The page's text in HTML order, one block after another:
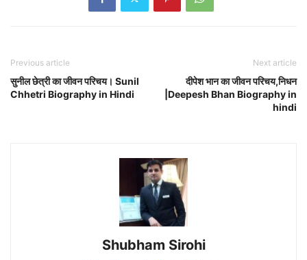
Previous article
सुनील छेत्री का जीवन परिचय। Sunil
Chhetri Biography in Hindi
Next article
दीपेश भान का जीवन परिचय,निधन
|Deepesh Bhan Biography in
hindi
Shubham Sirohi